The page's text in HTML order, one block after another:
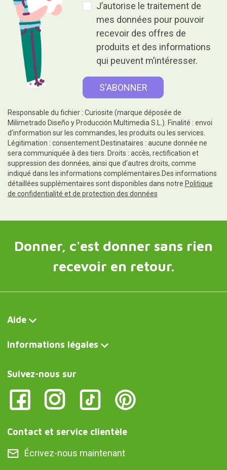
J’autorise le traitement de
mes données pour pouvoir
recevoir des offres de
produits et des informations
qui peuvent m’intéresser.
Responsable du fichier : Curiosite (marque déposée de
Milimetrado Diseño y Producción Multimedia S.L.). Finalité : envoi
d'information sur les commandes, les produits ou les services.
Légitimation : consentement.Destinataires : aucune donnée ne
sera communiquée à des tiers. Droits : accès, rectification et
suppression des données, ainsi que d'autres droits, comme
indiqué dans les informations complémentaires.Des informations
détaillées supplémentaires sont disponibles dans notre Politique
de confidentialité et de protection des données
Donner, c'est donner sans rien
recevoir en retour.
Aide
Informations légales
Suivez-nous sur
Contact et service clientèle
Écrivez-nous maintenant